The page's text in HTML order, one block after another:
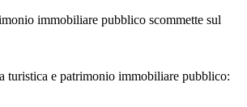
immobiliare pubblico scommette sul
e patrimonio immobiliare pubblico: